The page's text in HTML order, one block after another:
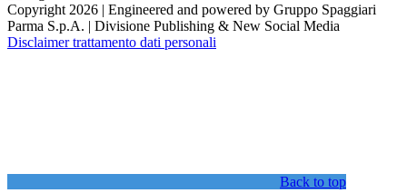
Copyright 2026 | Engineered and powered by Gruppo Spaggiari
Parma S.p.A. | Divisione Publishing & New Social Media
Disclaimer trattamento dati personali
Back to top